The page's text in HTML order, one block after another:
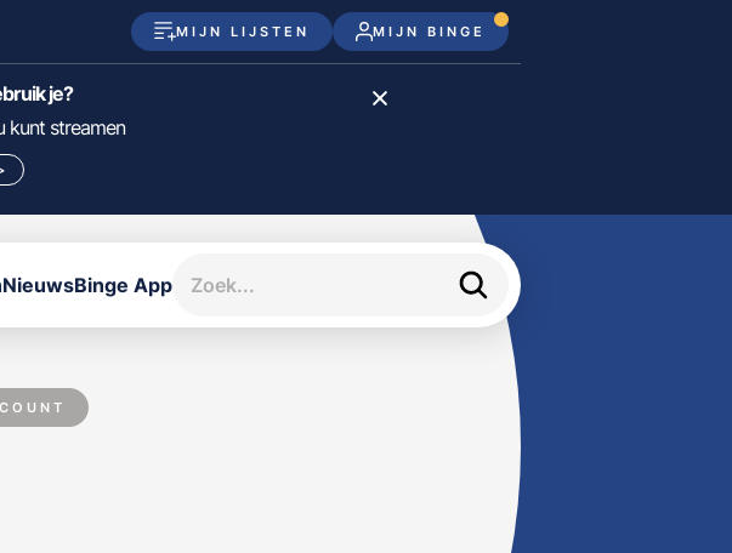
MIJN LIJSTEN MIJN BINGE
Video Disney+
Start
Thuis
OPSLAAN
je?
kunt streamen
NieuwsBinge App